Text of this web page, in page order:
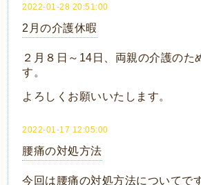
2022-01-28 20:51:00
2月の介護休暇
２月８日～14日、両親の介護のた
す。
よろしくお願いいたします。
2022-01-17 12:05:00
腰痛の対処方法
今回は腰痛の対処方法についてで